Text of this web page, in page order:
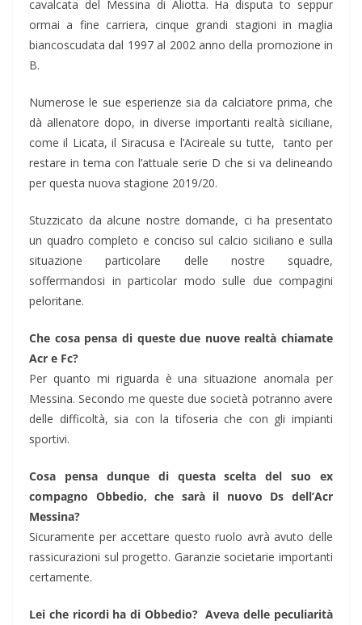
cavalcata del Messina di Aliotta. Ha disputa to seppur
ormai a fine carriera, cinque grandi stagioni in maglia
biancoscudata dal 1997 al 2002 anno della promozione in
B.
Numerose le sue esperienze sia da calciatore prima, che
dà allenatore dopo, in diverse importanti realtà siciliane,
come il Licata, il Siracusa e l’Acireale su tutte, tanto per
restare in tema con l’attuale serie D che si va delineando
per questa nuova stagione 2019/20.
Stuzzicato da alcune nostre domande, ci ha presentato
un quadro completo e conciso sul calcio siciliano e sulla
situazione particolare delle nostre squadre,
soffermandosi in particolar modo sulle due compagini
peloritane.
Che cosa pensa di queste due nuove realtà chiamate
Acr e Fc?
Per quanto mi riguarda è una situazione anomala per
Messina. Secondo me queste due società potranno avere
delle difficoltà, sia con la tifoseria che con gli impianti
sportivi.
Cosa pensa dunque di questa scelta del suo ex
compagno Obbedio, che sarà il nuovo Ds dell’Acr
Messina?
Sicuramente per accettare questo ruolo avrà avuto delle
rassicurazioni sul progetto. Garanzie societarie importanti
certamente.
Lei che ricordi ha di Obbedio? Aveva delle peculiarità